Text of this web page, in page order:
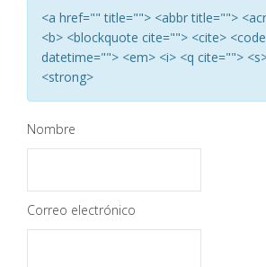
<a href="" title=""> <abbr title="">
<b> <blockquote cite=""> <cite>
datetime=""> <em> <i> <q cite="">
<strong>
Nombre
Correo electrónico